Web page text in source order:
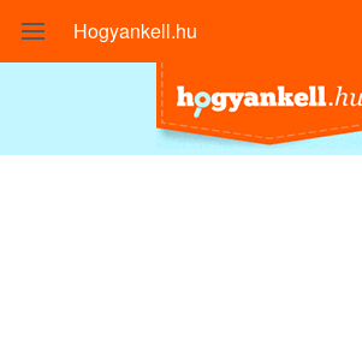
Hogyankell.hu